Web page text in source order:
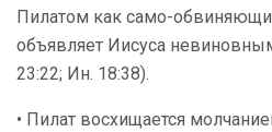
Пилатом как само-
объявляет Иисуса
23:22; Ин. 18:38).
• Пилат восхищается